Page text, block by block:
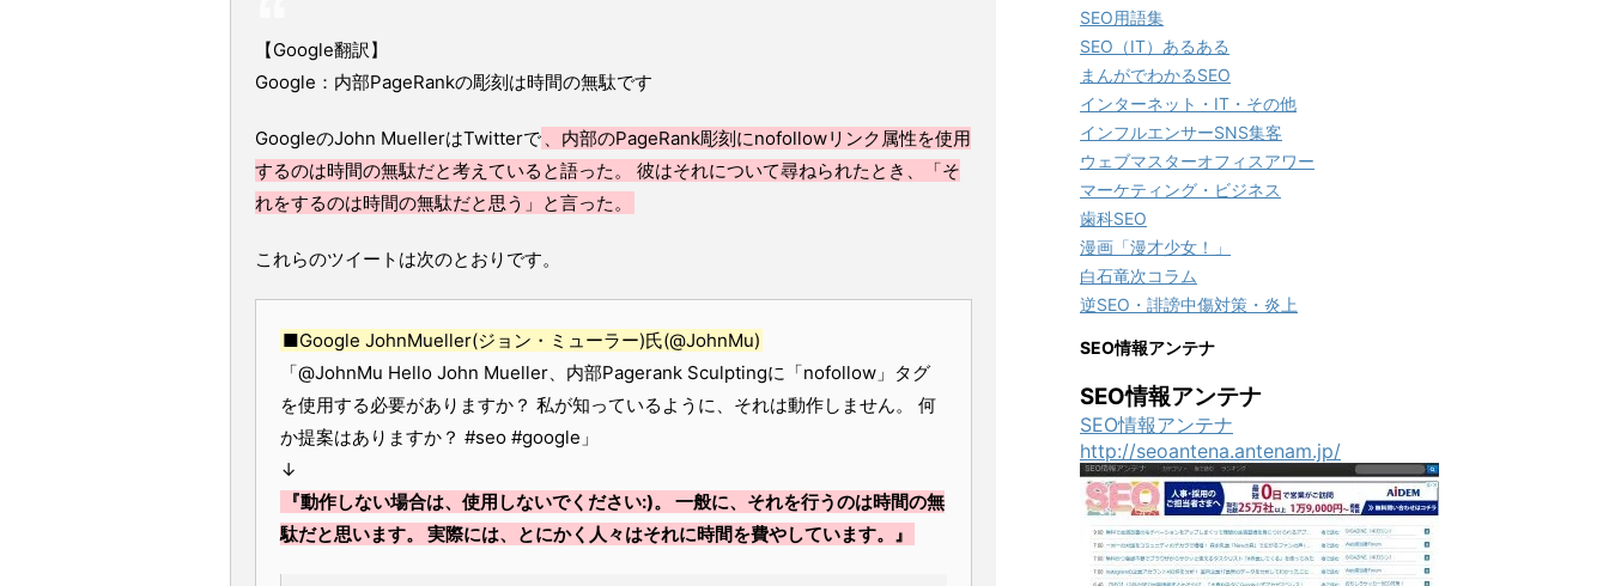
【Google翻訳】
Google：内部PageRankの彫刻は時間の無駄です
GoogleのJohn MuellerはTwitterで 、内部のPageRank彫刻にnofollowリンク属性を使用
するのは時間の無駄だと考えていると語った。 彼はそれについて尋ねられたとき、「そ
れをするのは時間の無駄だと思う」と言った。
これらのツイートは次のとおりです。
■Google JohnMueller(ジョン・ミューラー)氏(@JohnMu)
「@JohnMu Hello John Mueller、内部Pagerank Sculptingに「nofollow」タグ
を使用する必要がありますか？ 私が知っているように、それは動作しません。 何
か提案はありますか？ #seo #google」
↓
『動作しない場合は、使用しないでください:)。 一般に、それを行うのは時間の無
駄だと思います。 実際には、とにかく人々はそれに時間を費やしています。』
SEO用語集
SEO（IT）あるある
まんがでわかるSEO
インターネット・IT・その他
インフルエンサーSNS集客
ウェブマスターオフィスアワー
マーケティング・ビジネス
歯科SEO
漫画「漫才少女！」
白石竜次コラム
逆SEO・誹謗中傷対策・炎上
SEO情報アンテナ
SEO情報アンテナ
SEO情報アンテナ
http://seoantena.antenam.jp/